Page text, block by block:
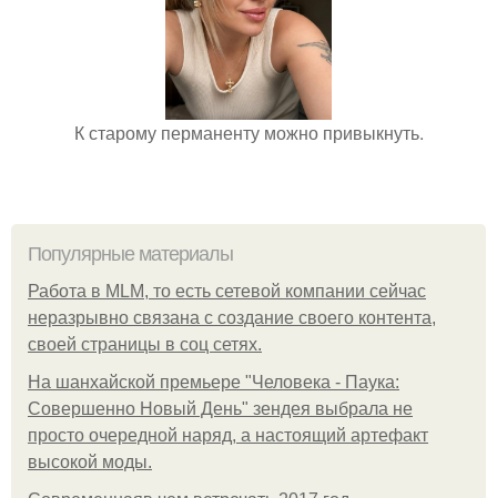
К старому перманенту можно привыкнуть.
Популярные материалы
Работа в MLM, то есть сетевой компании сейчас
неразрывно связана с создание своего контента,
своей страницы в соц сетях.
На шанхайской премьере "Человека - Паука:
Совершенно Новый День" зендея выбрала не
просто очередной наряд, а настоящий артефакт
высокой моды.